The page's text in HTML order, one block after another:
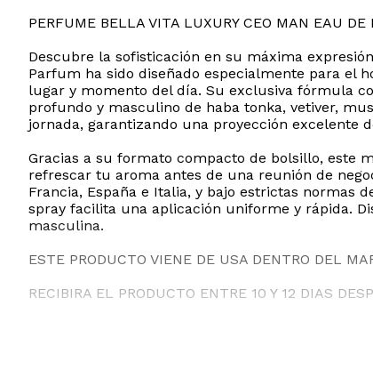
PERFUME BELLA VITA LUXURY CEO MAN EAU DE
Descubre la sofisticación en su máxima
Parfum ha sido diseñado especialmente para el
lugar y momento del día. Su exclusiva fórmula
profundo y masculino de haba tonka, vetiver,
jornada, garantizando una proyección excelente
Gracias a su formato compacto de bolsillo, este
refrescar tu aroma antes de una reunión de
Francia, España e Italia, y bajo estrictas normas
spray facilita una aplicación uniforme y rápida.
masculina.
ESTE PRODUCTO VIENE DE USA DENTRO DEL
RECIBIRA EL PRODUCTO ENTRE 10 Y 12 DIAS